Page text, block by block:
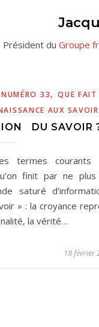
Président du Groupe
NUMÉRO 33,QUE FAIT
AUX
DU SAVOIR
termes courants
finit par ne plus
saturé
» : la croyance
la vérité…
18 février